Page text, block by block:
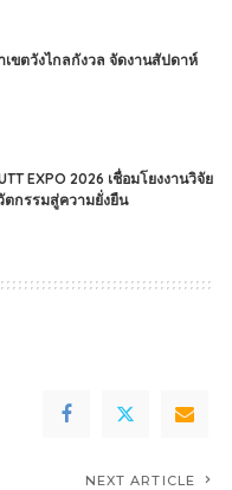
ขตวังไกลกังวล จัดงานสัปดาห์
EXPO 2026 เชื่อมโยงงานวิจัย
ตกรรมสู่ความยั่งยืน
NEXT ARTICLE